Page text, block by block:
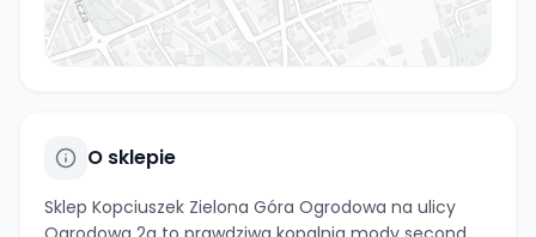
O sklepie
Sklep Kopciuszek Zielona Góra Ogrodowa na ulicy